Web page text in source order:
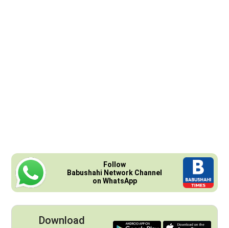
Follow
Babushahi Network Channel
on WhatsApp
Download